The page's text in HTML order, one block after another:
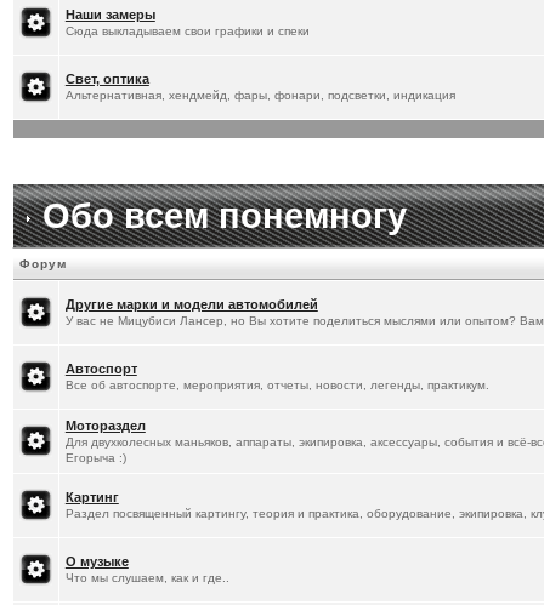
[20.1.2026]Titus:
Наши замеры
Сюда выкладываем свои графики и спеки
Свет, оптика
Альтернативная, хендмейд, фары, фонари, подсветки, индикация
Обо всем понемногу
Форум
Другие марки и модели автомобилей
У вас не Мицубиси Лансер, но Вы хотите поделиться мыслями или опытом?
Автоспорт
Все об автоспорте, мероприятия, отчеты, новости, легенды, практикум.
Мотораздел
Для двухколесных маньяков, аппараты, экипировка, аксессуары, события и всё-
Егорыча :)
Картинг
Раздел посвященный картингу, теория и практика, оборудование, экипировка,
О музыке
Что мы слушаем, как и где..